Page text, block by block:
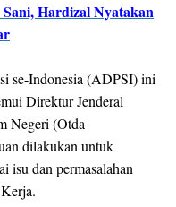
Hardizal Nyatakan
se-Indonesia (ADPSI) ini
Direktur Jenderal
Negeri (Otda
dilakukan untuk
isu dan permasalahan